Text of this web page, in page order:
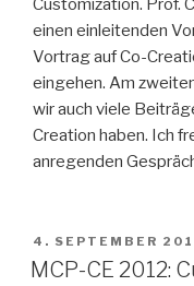
Customization. Prof.
einen einleitenden
Vortrag auf Co-
eingehen. Am
wir auch viele
Creation haben. Ich
anregenden
VERÖFFENTLICHT
AM
4. SEPTEMBER
MCP-CE 2012: